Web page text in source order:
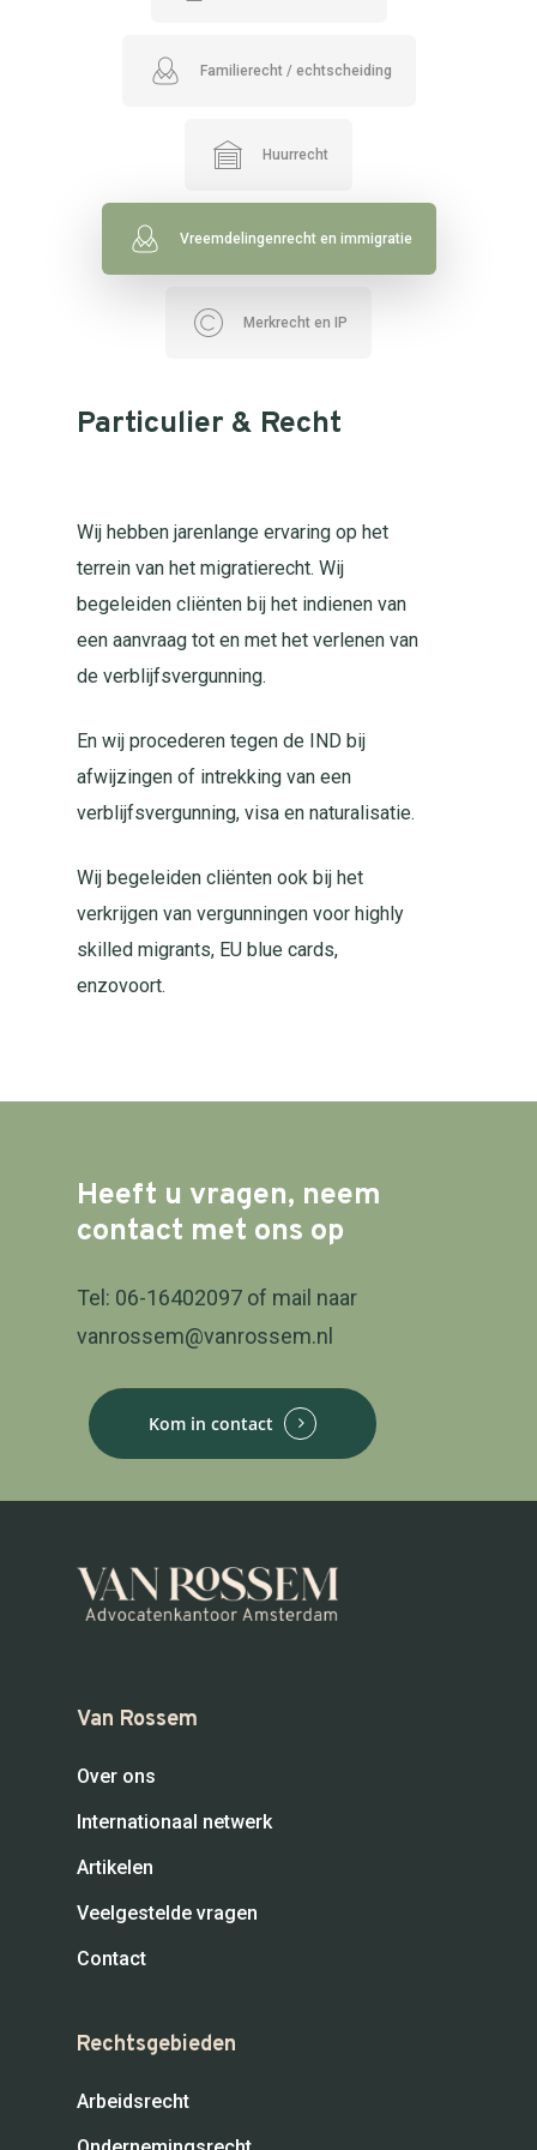
Familierecht / echtscheiding
Huurrecht
Vreemdelingenrecht en immigratie
Merkrecht en IP
Particulier & Recht
Wij hebben jarenlange ervaring op het
terrein van het migratierecht. Wij
begeleiden cliënten bij het indienen van
een aanvraag tot en met het verlenen van
de verblijfsvergunning.
En wij procederen tegen de IND bij
afwijzingen of intrekking van een
verblijfsvergunning, visa en naturalisatie.
Wij begeleiden cliënten ook bij het
verkrijgen van vergunningen voor highly
skilled migrants, EU blue cards,
enzovoort.
Heeft u vragen, neem
contact met ons op
Tel: 06-16402097 of mail naar
vanrossem@vanrossem.nl
Kom in contact
Van Rossem
Over ons
Internationaal netwerk
Artikelen
Veelgestelde vragen
Contact
Rechtsgebieden
Arbeidsrecht